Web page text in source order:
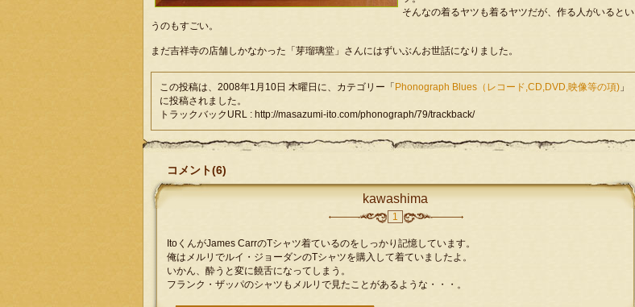
そんなの着るヤツも着るヤツだが、作る人がいるとい
うのもすごい。
まだ吉祥寺の店舗しかなかった「芽瑠璃堂」さんにはずいぶんお世話になりました。
この投稿は、2008年1月10日 木曜日に、カテゴリー「 Phonograph Blues（レコード,CD,DVD,映像等の項) 」
に投稿されました。
トラックバックURL : http://masazumi-ito.com/phonograph/79/trackback/
コメント(6)
kawashima
1
ItoくんがJames CarrのTシャツ着ているのをしっかり記憶しています。
俺はメルリでルイ・ジョーダンのTシャツを購入して着ていましたよ。
いかん、酔うと変に饒舌になってしまう。
フランク・ザッパのシャツもメルリで見たことがあるような・・・。